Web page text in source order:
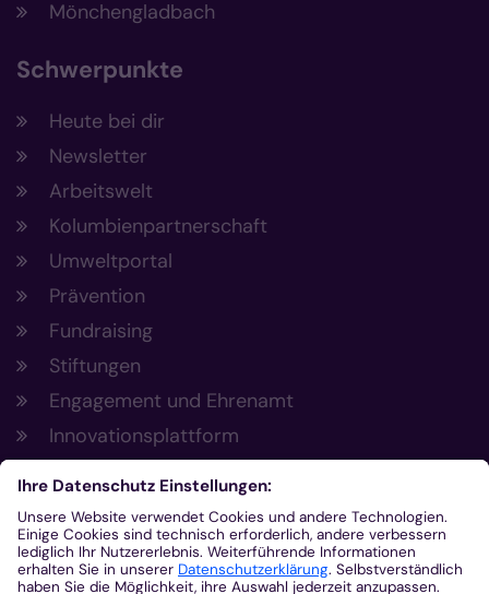
Mönchengladbach
Schwerpunkte
Heute bei dir
Newsletter
Arbeitswelt
Kolumbienpartnerschaft
Umweltportal
Prävention
Fundraising
Stiftungen
Engagement und Ehrenamt
Innovationsplattform
Aus der Plattform
Nachrichten
Veranstaltungen